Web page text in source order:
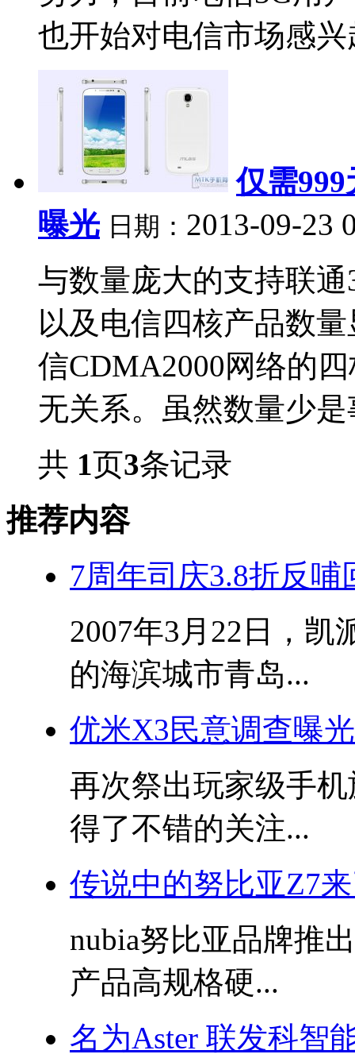
也开始对电信市场感兴
仅需
曝光 日期： 2013-09-23
与数量庞大的支持联
以及电信四核产品数
信CDMA2000网络的
无关系。虽然数量少
共 1页3条记录
推荐内容
7周年司庆3.8折反
2007年3月22日，凯
的海滨城市青岛...
优米X3民意调查曝
再次祭出玩家级手
得了不错的关注...
传说中的努比亚Z7
nubia努比亚品牌推
产品高规格硬...
名为Aster 联发科智